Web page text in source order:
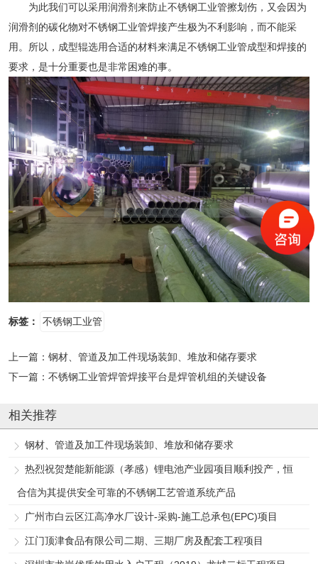
为此我们可以采用润滑剂来防止不锈钢工业管擦划伤，又会因为
润滑剂的碳化物对不锈钢工业管焊接产生极为不利影响，而不能采
用。所以，成型辊选用合适的材料来满足不锈钢工业管成型和焊接的
要求，是十分重要也是非常困难的事。
标签： 不锈钢工业管
上一篇： 钢材、管道及加工件现场装卸、堆放和储存要求
下一篇： 不锈钢工业管焊管焊接平台是焊管机组的关键设备
相关推荐
钢材、管道及加工件现场装卸、堆放和储存要求
热烈祝贺楚能新能源（孝感）锂电池产业园项目顺利投产，恒
合信为其提供安全可靠的不锈钢工艺管道系统产品
广州市白云区江高净水厂设计-采购-施工总承包(EPC)项目
江门顶津食品有限公司二期、三期厂房及配套工程项目